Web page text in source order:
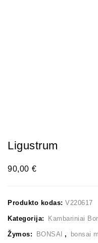
Ligustrum
90,00 €
Produkto kodas: V220617
Kategorija: Kambariniai
Žymos: BONSAI , bonsai